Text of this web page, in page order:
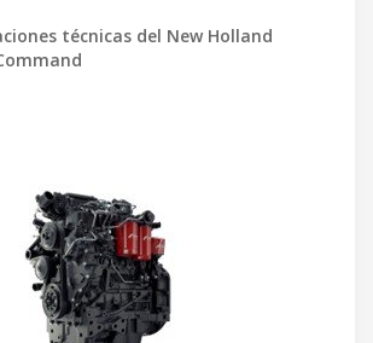
técnicas del New Holland